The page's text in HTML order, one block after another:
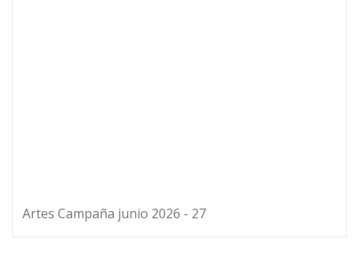
Artes Campaña junio 2026 - 27